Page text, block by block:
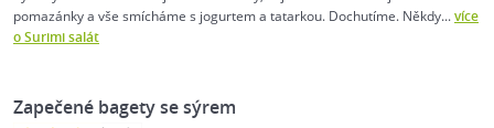
pomazánky a vše smícháme s jogurtem a tatarkou. Dochutíme. Někdy...více
o Surimi salát
Zapečené bagety se sýrem